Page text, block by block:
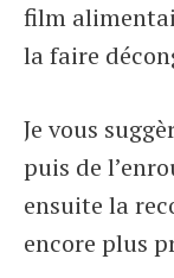
film
la faire
Je vous
puis de
ensuite la
encore plus